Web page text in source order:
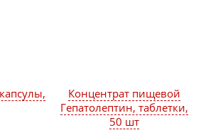
Концентрат пищевой
Гепатолептин, таблетки,
50 шт